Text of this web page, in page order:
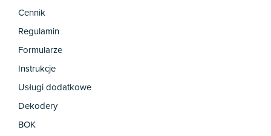
Cennik
Regulamin
Formularze
Instrukcje
Usługi dodatkowe
Dekodery
BOK